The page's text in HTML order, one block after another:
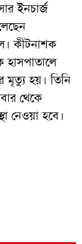
ইনচার্জ
কীটনাশক
হাসপাতালে
মৃত্যু হয়। তিনি
থেকে
নেওয়া হবে।